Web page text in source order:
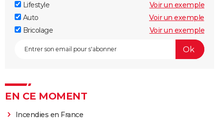
Lifestyle
Voir un exemple
Auto
Voir un exemple
Bricolage
Voir un exemple
EN CE MOMENT
Incendies en France